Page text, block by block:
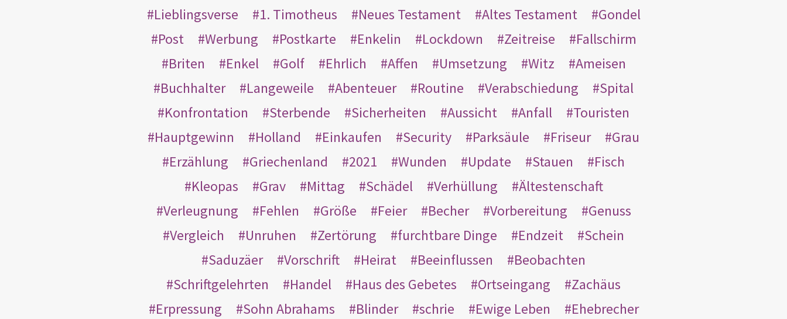
Lieblingsverse
1. Timotheus Neues Testament Altes Testament
Gondel
Post
Werbung Postkarte Enkelin Lockdown Zeitreise
Fallschirm
Briten
Enkel Golf Ehrlich Affen Umsetzung Witz
Ameisen
Buchhalter
Langeweile Abenteuer Routine Verabschiedung
Spital
Konfrontation
Sterbende Sicherheiten Aussicht Anfall
Touristen
Hauptgewinn
Holland Einkaufen Security Parksäule Friseur
Grau
Erzählung
Griechenland 2021 Wunden Update Stauen
Fisch
Kleopas
Grav Mittag Schädel Verhüllung
Ältestenschaft
Verleugnung
Fehlen Größe Feier Becher Vorbereitung
Genuss
Vergleich
Unruhen Zertörung furchtbare Dinge Endzeit
Schein
Saduzäer
Vorschrift Heirat Beeinflussen
Beobachten
Schriftgelehrten
Handel Haus des Gebetes Ortseingang
Zachäus
Erpressung
Sohn Abrahams Blinder schrie Ewige Leben
Ehebrecher